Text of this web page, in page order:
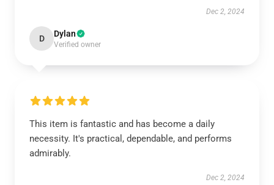
Dec 2, 2024
D Dylan
Verified owner
This item is fantastic and has become a daily
necessity. It's practical, dependable, and performs
admirably.
Dec 2, 2024